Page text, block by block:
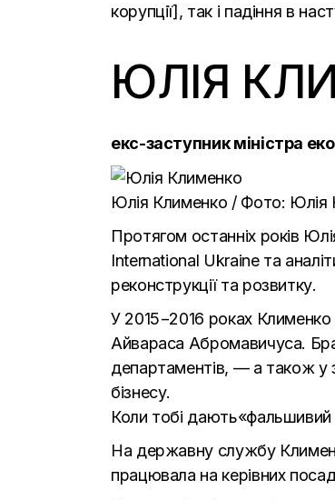
корупції], так і падіння в
ЮЛІЯ
екс-заступник міністра
Юлія Клименко / Фото: Юлія
Протягом останніх років
International Ukraine та
реконструкції та розвитку.
У 2015−2016 роках Клименко
Айвараса Абромавичуса.
департаментів, — а також у
бізнесу.
Коли тобі
На державну службу
працювала на керівних